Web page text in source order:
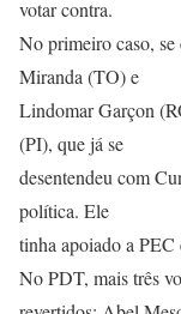
votar contra.
No primeiro caso,
Miranda (TO) e
Lindomar Garçon
(PI), que já se
desentendeu com
política. Ele
tinha apoiado a PEC
No PDT, mais três